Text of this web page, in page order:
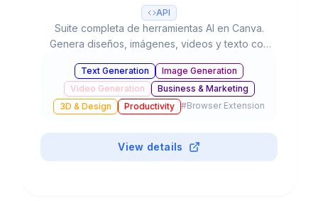
API
Suite completa de herramientas AI en Canva.
Genera diseños, imágenes, videos y texto con
en $42B.
Text Generation
Image Generation
Video Generation
Business & Marketing
3D & Design
Productivity #Browser Extension
View details